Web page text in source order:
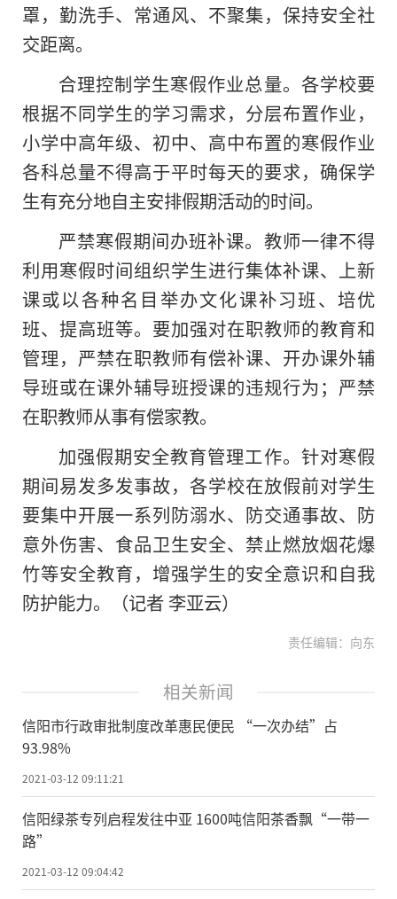
罩，勤洗手、常通风、不聚集，保持安全社
交距离。
合理控制学生寒假作业总量。各学校要
根据不同学生的学习需求，分层布置作业，
小学中高年级、初中、高中布置的寒假作业
各科总量不得高于平时每天的要求，确保学
生有充分地自主安排假期活动的时间。
严禁寒假期间办班补课。教师一律不得
利用寒假时间组织学生进行集体补课、上新
课或以各种名目举办文化课补习班、培优
班、提高班等。要加强对在职教师的教育和
管理，严禁在职教师有偿补课、开办课外辅
导班或在课外辅导班授课的违规行为；严禁
在职教师从事有偿家教。
加强假期安全教育管理工作。针对寒假
期间易发多发事故，各学校在放假前对学生
要集中开展一系列防溺水、防交通事故、防
意外伤害、食品卫生安全、禁止燃放烟花爆
竹等安全教育，增强学生的安全意识和自我
防护能力。（记者 李亚云）
责任编辑：向东
相关新闻
信阳市行政审批制度改革惠民便民 “一次办结”占
93.98%
2021-03-12 09:11:21
信阳绿茶专列启程发往中亚 1600吨信阳茶香飘“一带一
路”
2021-03-12 09:04:42